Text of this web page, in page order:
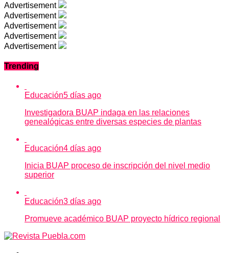
Advertisement
Advertisement
Advertisement
Advertisement
Advertisement
Trending
Educación5 días ago
Investigadora BUAP indaga en las relaciones
genealógicas entre diversas especies de plantas
Educación4 días ago
Inicia BUAP proceso de inscripción del nivel medio
superior
Educación3 días ago
Promueve académico BUAP proyecto hídrico regional